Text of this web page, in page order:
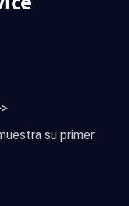
su primer